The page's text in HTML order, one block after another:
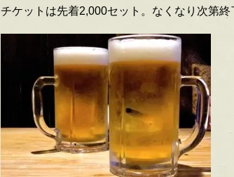
チケットは先着2,000セット。なくなり次第終